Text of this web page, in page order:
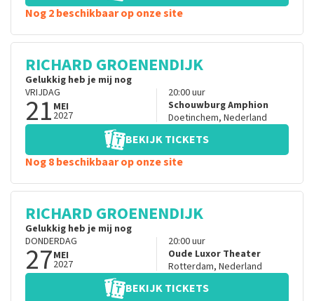
Nog 2 beschikbaar op onze site
RICHARD GROENENDIJK
Gelukkig heb je mij nog
VRIJDAG
21 MEI
2027
20:00uur
Schouwburg Amphion
Doetinchem, Nederland
BEKIJK TICKETS
Nog 8 beschikbaar op onze site
RICHARD GROENENDIJK
Gelukkig heb je mij nog
DONDERDAG
27MEI
2027
20:00uur
Oude Luxor Theater
Rotterdam, Nederland
BEKIJK TICKETS